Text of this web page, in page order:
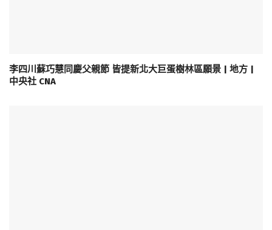
李四川蘇巧慧同慶父親節 皆提新北大巨蛋樹林區願景 | 地方 |
中央社 CNA